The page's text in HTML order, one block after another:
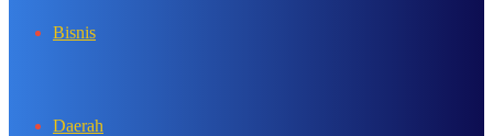
Bisnis
Daerah